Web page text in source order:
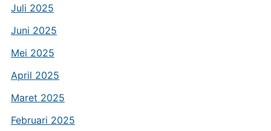
Juli 2025
Juni 2025
Mei 2025
April 2025
Maret 2025
Februari 2025